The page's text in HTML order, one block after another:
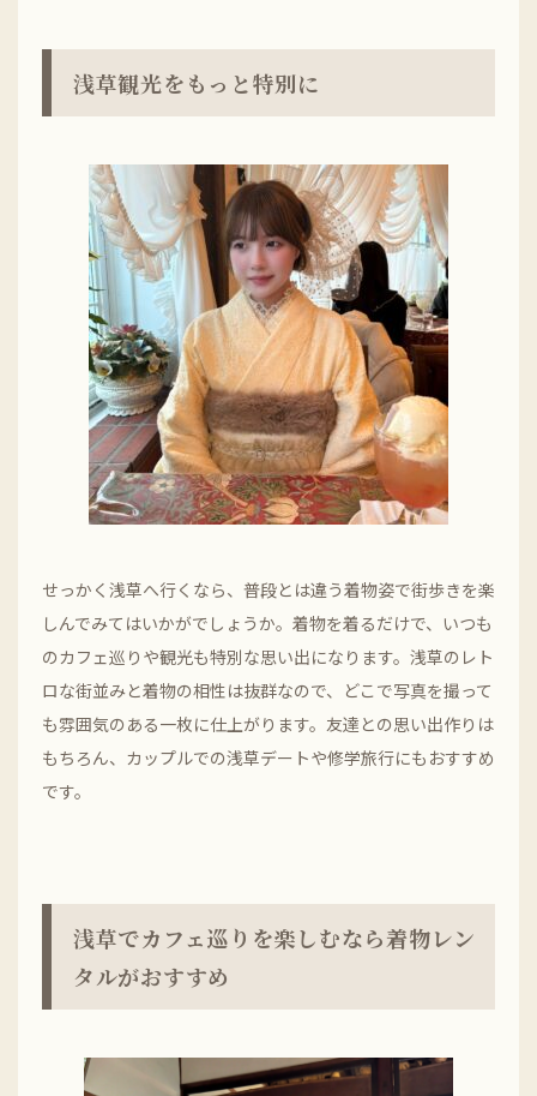
浅草観光をもっと特別に
せっかく浅草へ行くなら、普段とは違う着物姿で街歩きを楽
しんでみてはいかがでしょうか。着物を着るだけで、いつも
のカフェ巡りや観光も特別な思い出になります。浅草のレト
ロな街並みと着物の相性は抜群なので、どこで写真を撮って
も雰囲気のある一枚に仕上がります。友達との思い出作りは
もちろん、カップルでの浅草デートや修学旅行にもおすすめ
です。
浅草でカフェ巡りを楽しむなら着物レン
タルがおすすめ